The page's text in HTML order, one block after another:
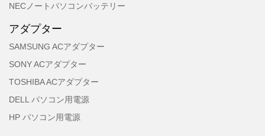
NECノートパソコンバッテリー
アダプター
SAMSUNG ACアダプター
SONY ACアダプター
TOSHIBA ACアダプター
DELL パソコン用電源
HP パソコン用電源